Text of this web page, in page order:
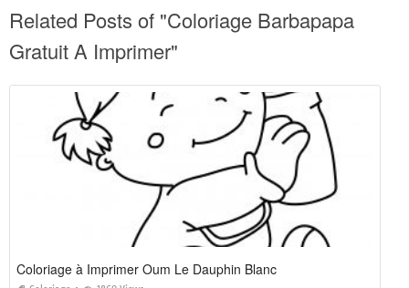
Related Posts of "Coloriage Barbapapa
Gratuit A Imprimer"
Coloriage à Imprimer Oum Le Dauphin Blanc